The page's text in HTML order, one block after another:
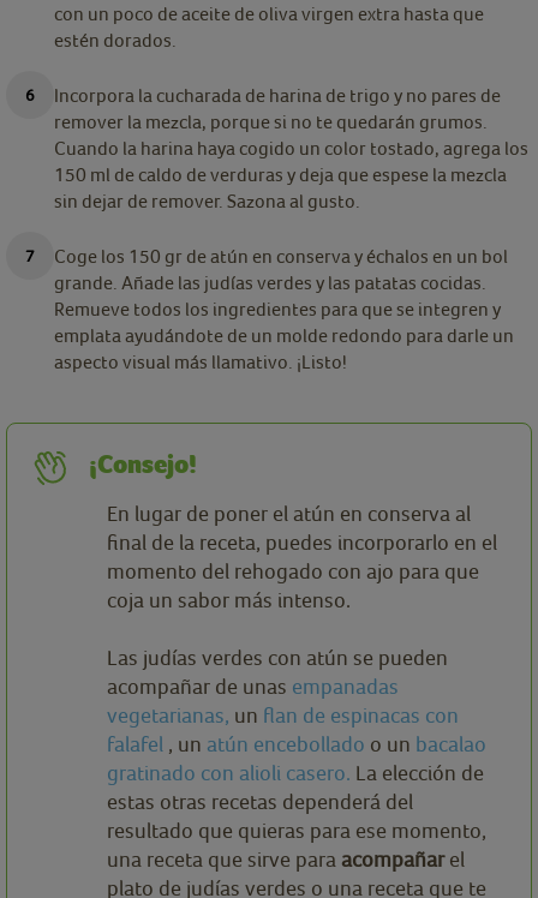
con un poco de aceite de oliva virgen extra hasta que
estén dorados.
Incorpora la cucharada de harina de trigo y no pares de
remover la mezcla, porque si no te quedarán grumos.
Cuando la harina haya cogido un color tostado, agrega los
150 ml de caldo de verduras y deja que espese la mezcla
sin dejar de remover. Sazona al gusto.
Coge los 150 gr de atún en conserva y échalos en un bol
grande. Añade las judías verdes y las patatas cocidas.
Remueve todos los ingredientes para que se integren y
emplata ayudándote de un molde redondo para darle un
aspecto visual más llamativo. ¡Listo!
¡Consejo!
En lugar de poner el atún en conserva al
final de la receta, puedes incorporarlo en el
momento del rehogado con ajo para que
coja un sabor más intenso.
Las judías verdes con atún se pueden
acompañar de unas empanadas
vegetarianas, un flan de espinacas con
falafel , un atún encebollado o un bacalao
gratinado con alioli casero. La elección de
estas otras recetas dependerá del
resultado que quieras para ese momento,
una receta que sirve para acompañarel
plato de judías verdes o una receta que te